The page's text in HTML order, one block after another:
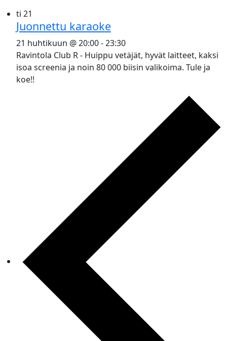
ti 21
Juonnettu karaoke
21 huhtikuun @ 20:00-23:30
Ravintola Club R - Huippu vetäjät, hyvät laitteet, kaksi
isoa screenia ja noin 80 000 biisin valikoima. Tule ja
koe!!